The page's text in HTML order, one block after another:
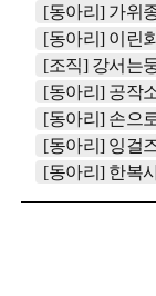
[동아리] 가위
[동아리] 이린회
[조직] 강서는
[동아리] 공작
[동아리] 손으
[동아리] 잉걸
[동아리] 한복